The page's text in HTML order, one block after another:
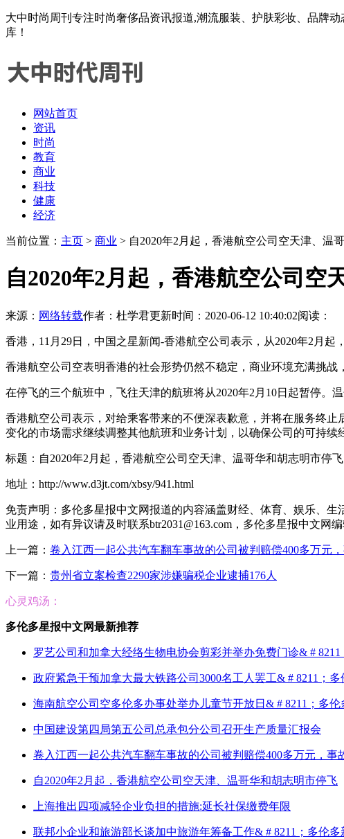
大中时尚周刊专注时尚奢侈品资讯报道,潮流服装、护肤彩妆、品牌
库！
网站首页
资讯
时尚
教育
商业
科技
健康
经济
当前位置： 主页 > 商业 > 自2020年2月起，香港航空公司空天津、温
自2020年2月起，香港航空公司空
来源： 网络转载作者：杜学君更新时间：2020-06-12 10:40:02阅读：
香港，11月29日，中国之星新闻-香港航空公司表示，从2020年2月起
香港航空公司空表明香港的社会形势仍然不稳定，商业环境充满挑
在停飞的三个航班中，飞往天津的航班将从2020年2月10日起暂停。
香港航空公司表示，对给乘客带来的不便深表歉意，并将在服务终
变化的市场需求继续调整其他航班和业务计划，以确保公司的可持续
标题：自2020年2月起，香港航空公司空天津、温哥华和胡志明市停飞
地址：http://www.d3jt.com/xbsy/941.html
免责声明：多伦多星报中文网报道的内容涵盖财经、体育、娱乐、
业用途，如有异议请及时联系btr2031@163.com，多伦多星报中文网编
上一篇： 卷入江西一起公共汽车翻车事故的公司被判赔偿400多万元，
下一篇： 贵州省立案检查2290家涉嫌骗税企业逮捕176人
心灵鸡汤：
多伦多星报中文网最新推荐
罗艺公司和加拿大经络生物电协会剪彩并举办免费门诊& # 8211
政府紧急干预加拿大最大铁路公司3000名工人罢工& # 8211；多
海南航空公司空多伦多办事处举办儿童节开放日& # 8211；多伦
中国建设第四局第五公司总承包分公司召开生产质量汇报会
卷入江西一起公共汽车翻车事故的公司被判赔偿400多万元，事
自2020年2月起，香港航空公司空天津、温哥华和胡志明市停飞
上海推出四项减轻企业负担的措施:延长社保缴费年限
联邦小企业和旅游部长谈加中旅游年筹备工作& # 8211；多伦多